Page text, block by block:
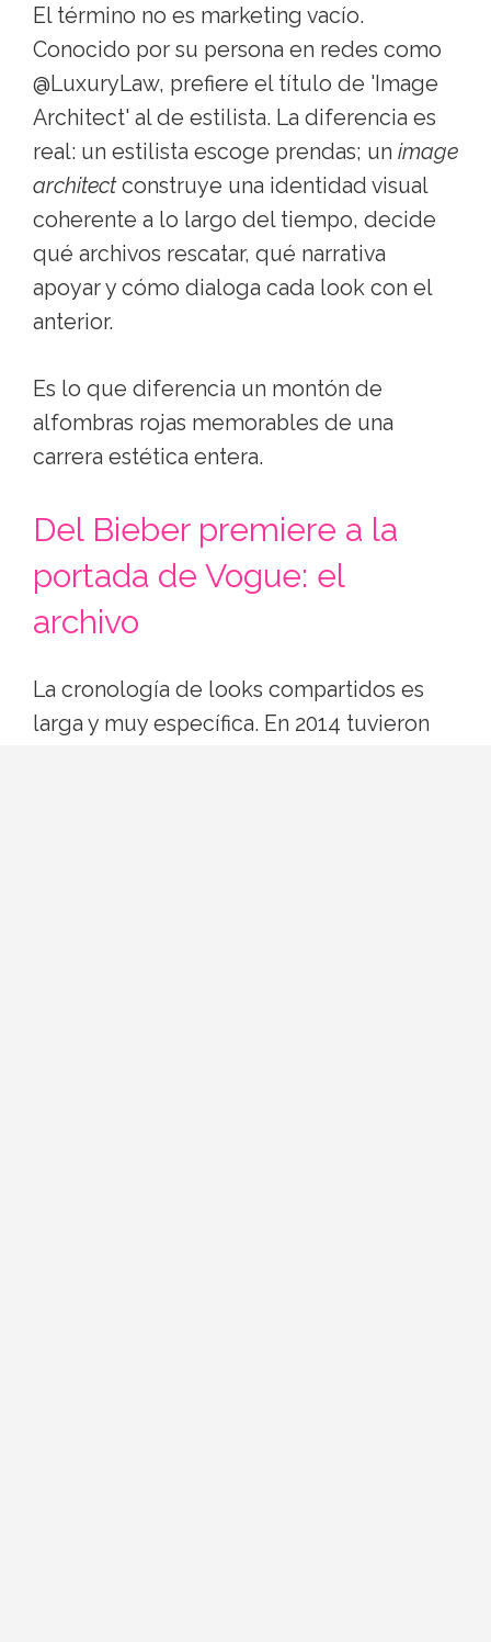
El término no es marketing vacío.
Conocido por su persona en redes como
@LuxuryLaw, prefiere el título de 'Image
Architect' al de estilista. La diferencia es
real: un estilista escoge prendas; un image
architectconstruye una identidad visual
coherente a lo largo del tiempo, decide
qué archivos rescatar, qué narrativa
apoyar y cómo dialoga cada look con el
anterior.
Es lo que diferencia un montón de
alfombras rojas memorables de una
carrera estética entera.
Del Bieber premiere a la
portada de Vogue: el
archivo
La cronología de looks compartidos es
larga y muy específica. En 2014 tuvieron